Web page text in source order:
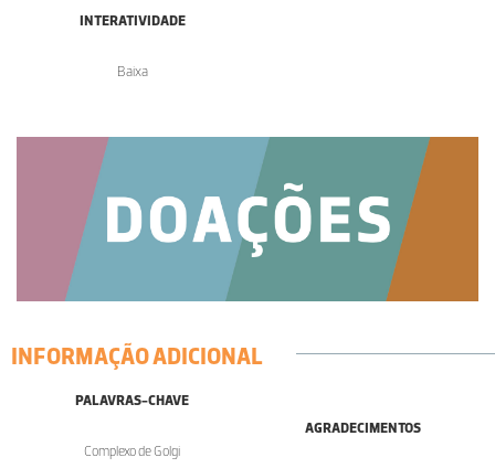
INTERATIVIDADE
Baixa
INFORMAÇÃO ADICIONAL
PALAVRAS-CHAVE
Complexo de Golgi
AGRADECIMENTOS